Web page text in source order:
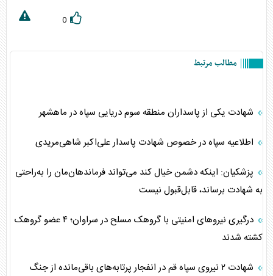
0
مطالب مرتبط
شهادت یکی از پاسداران منطقه سوم دریایی سپاه در ماهشهر
اطلاعیه سپاه در خصوص شهادت پاسدار علی‌اکبر شاهی‌مریدی
پزشکیان: اینکه دشمن خیال کند می‌تواند فرماندهان‌مان را به‌راحتی
به شهادت برساند، قابل‌قبول نیست
درگیری نیروهای امنیتی با گروهک مسلح در سراوان؛ ۴ عضو گروهک
کشته شدند
شهادت ۲ نیروی سپاه قم در انفجار پرتابه‌های باقی‌مانده از جنگ